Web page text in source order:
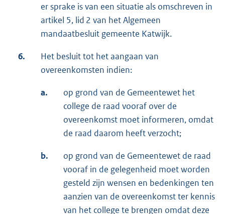
er sprake is van een situatie als omschreven in
artikel 5, lid 2 van het Algemeen
mandaatbesluit gemeente Katwijk.
6.
Het besluit tot het aangaan van
overeenkomsten indien:
a.
op grond van de Gemeentewet het
college de raad vooraf over de
overeenkomst moet informeren, omdat
de raad daarom heeft verzocht;
b.
op grond van de Gemeentewet de raad
vooraf in de gelegenheid moet worden
gesteld zijn wensen en bedenkingen ten
aanzien van de overeenkomst ter kennis
van het college te brengen omdat deze